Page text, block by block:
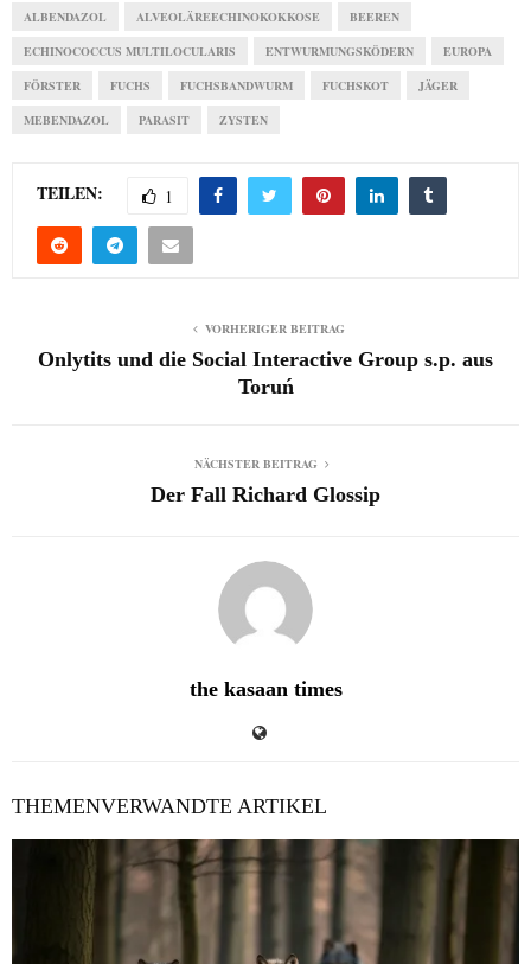
ALBENDAZOL ALVEOLÄREECHINOKOKKOSE BEEREN
ECHINOCOCCUS MULTILOCULARIS ENTWURMUNGSKÖDERN EUROPA
FÖRSTER FUCHS FUCHSBANDWURM FUCHSKOT JÄGER
MEBENDAZOL PARASIT ZYSTEN
TEILEN: 1
VORHERIGER BEITRAG
Onlytits und die Social Interactive Group s.p. aus
Toruń
NÄCHSTER BEITRAG
Der Fall Richard Glossip
the kasaan times
THEMENVERWANDTE ARTIKEL